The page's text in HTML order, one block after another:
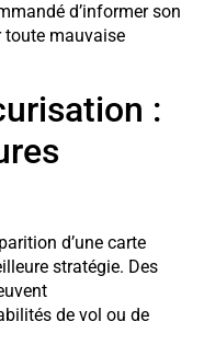
d’informer son
toute mauvaise
:
d’une carte
stratégie. Des
de vol ou de